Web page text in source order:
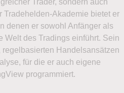
bzw. den mehrmals
Newsletter
zu erhalten. Mit der
Trader, sondern auch
Tradehelden-Akademie bietet er
denen er sowohl Anfänger als
Welt des Tradings einführt. Sein
regelbasierten Handelsansätzen
für die er auch eigene
programmiert.